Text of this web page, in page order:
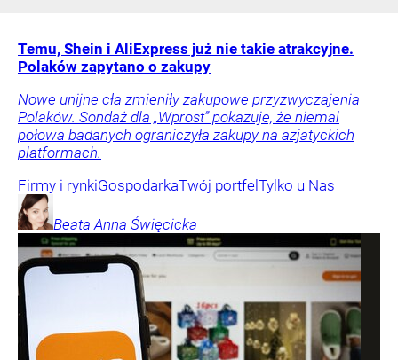
Temu, Shein i AliExpress już nie takie atrakcyjne.
Polaków zapytano o zakupy
Nowe unijne cła zmieniły zakupowe przyzwyczajenia
Polaków. Sondaż dla „Wprost” pokazuje, że niemal
połowa badanych ograniczyła zakupy na azjatyckich
platformach.
Firmy i rynkiGospodarkaTwój portfelTylko u Nas
Beata Anna Święcicka